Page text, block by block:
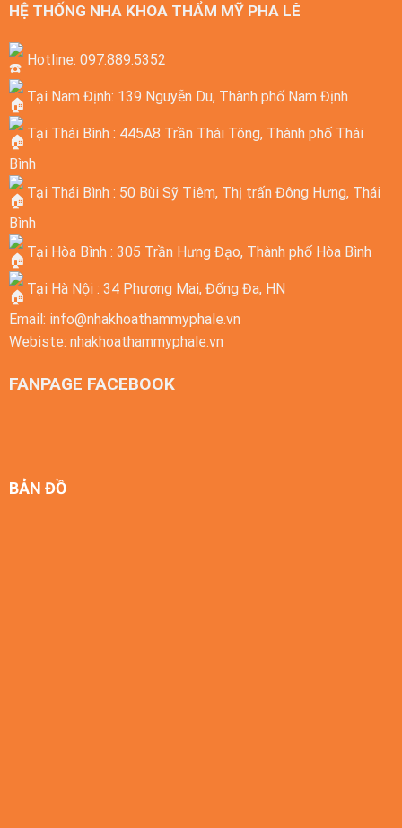
HỆ THỐNG NHA KHOA THẨM MỸ PHA LÊ
Hotline: 097.889.5352
Tại Nam Định: 139 Nguyễn Du, Thành phố Nam Định
Tại Thái Bình : 445A8 Trần Thái Tông, Thành phố Thái
Bình
Tại Thái Bình : 50 Bùi Sỹ Tiêm, Thị trấn Đông Hưng, Thái
Bình
Tại Hòa Bình : 305 Trần Hưng Đạo, Thành phố Hòa Bình
Tại Hà Nội : 34 Phương Mai, Đống Đa, HN
Email: info@nhakhoathammyphale.vn
Webiste: nhakhoathammyphale.vn
FANPAGE FACEBOOK
BẢN ĐỒ